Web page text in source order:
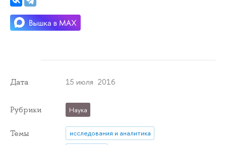
Дата 15 июля 2016
Рубрики Наука
Темы
исследования и аналитика